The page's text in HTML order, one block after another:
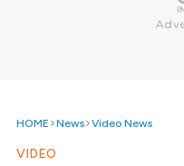
HOME News Video News
VIDEO